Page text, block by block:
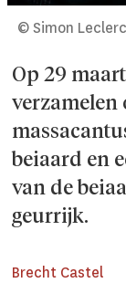
© Simon
Op 29
verzamelen
beiaard en
van de
geurrijk.
Brecht Castel